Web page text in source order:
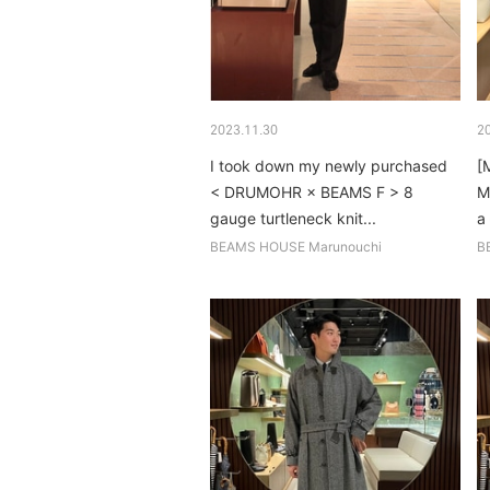
2023.11.30
I took down my newly purchased
< DRUMOHR × BEAMS F > 8
gauge turtleneck knit...
BEAMS HOUSE Marunouchi
a